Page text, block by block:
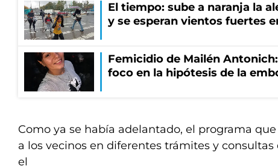
El tiempo: sube a naranja la
y se esperan vientos fuertes
Femicidio de Mailén
foco en la hipótesis de la
Como ya se había adelantado, el programa
a los vecinos en diferentes trámites y
el